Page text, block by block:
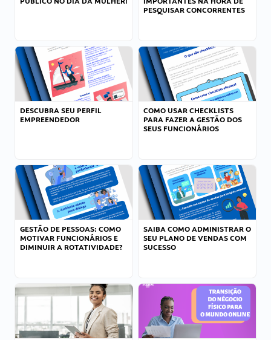
PESQUISAR CONCORRENTES
DESCUBRA SEU PERFIL
EMPREENDEDOR
COMO USAR CHECKLISTS
PARA FAZER A GESTÃO DOS
SEUS FUNCIONÁRIOS
GESTÃO DE PESSOAS: COMO
MOTIVAR FUNCIONÁRIOS E
DIMINUIR A ROTATIVIDADE?
SAIBA COMO ADMINISTRAR O
SEU PLANO DE VENDAS COM
SUCESSO